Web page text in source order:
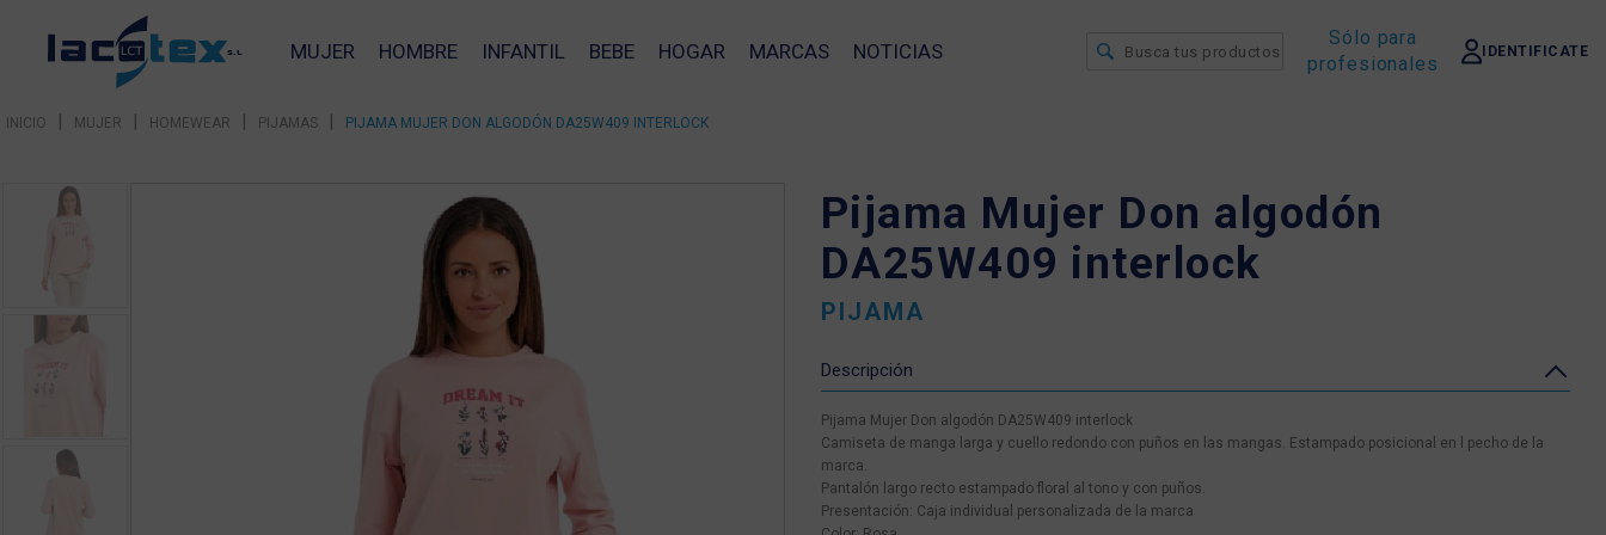
MUJER HOMBRE INFANTIL BEBE HOGAR MARCAS NOTICIAS
Sólo para
profesionales
IDENTIFICATE
INICIO | MUJER | HOMEWEAR | PIJAMAS | PIJAMA MUJER DON ALGODÓN DA25W409 INTERLOCK
Pijama Mujer Don algodón
DA25W409 interlock
PIJAMA
Descripción
Pijama Mujer Don algodón DA25W409 interlock
Camiseta de manga larga y cuello redondo con puños en las mangas. Estampado posicional en l pecho de la
marca.
Pantalón largo recto estampado floral al tono y con puños.
Presentación: Caja individual personalizada de la marca